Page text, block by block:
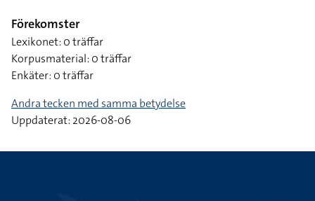
Förekomster
Lexikonet: 0 träffar
Korpusmaterial: 0 träffar
Enkäter: 0 träffar
Andra tecken med samma betydelse
Uppdaterat: 2026-08-06